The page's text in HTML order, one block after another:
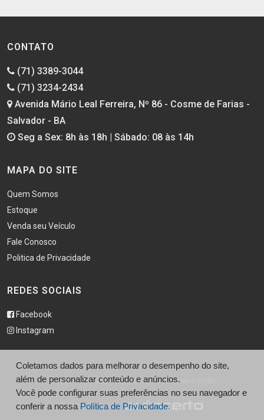
CONTATO
(71) 3389-3044
(71) 3234-2434
Avenida Mário Leal Ferreira, Nº 86 - Cosme de Farias -
Salvador - BA
Seg a Sex: 8h às 18h | Sábado: 08 às 14h
MAPA DO SITE
Quem Somos
Estoque
Venda seu Veículo
Fale Conosco
Politica de Privacidade
REDES SOCIAIS
Facebook
Instagram
© Opção Veículos - http://seminovosopcao.com.br/
Desenvolvido por
Coletamos dados para melhorar o desempenho do site,
além de personalizar conteúdo e anúncios.
Você pode configurar suas preferências no seu navegador e
conferir a nossa Política de Privacidade.